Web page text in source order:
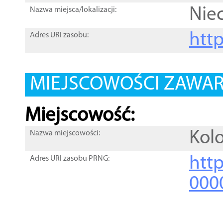
Nazwa miejsca/lokalizacji:
Adres URI zasobu:
MIEJSCOWOŚCI
Miejscowość:
Nazwa miejscowości:
Adres URI zasobu PRNG: